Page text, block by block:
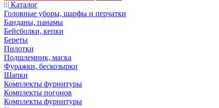
Каталог
Головные уборы, шарфы и перчатки
Банданы, панамы
Бейсболки, кепки
Береты
Пилотки
Подшлемник, маска
Фуражки, бескозырки
Шапки
Комплекты фурнитуры
Комплекты погонов
Комплекты фурнитуры